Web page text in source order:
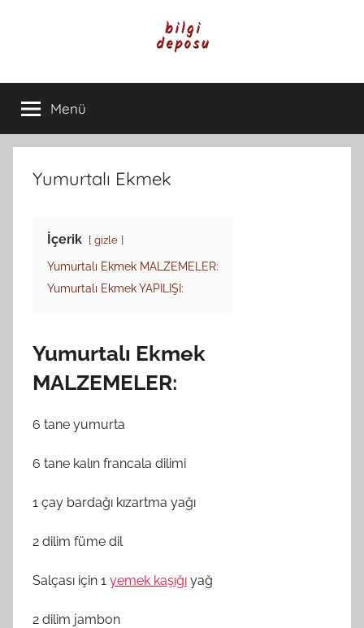
Bilgi
Deposu
Günlük
Yaşam
ve
Rehber
İçerikleri
Menü
Yumurtalı Ekmek
İçerik gizle
Yumurtalı Ekmek MALZEMELER:
Yumurtalı Ekmek YAPILIŞI:
Yumurtalı Ekmek
MALZEMELER:
6 tane yumurta
6 tane kalın francala dilimi
1 çay bardağı kızartma yağı
2 dilim füme dil
Salçası için 1 yemek kaşığı yağ
2 dilim jambon